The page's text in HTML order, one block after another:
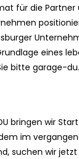
für die Partner
eines
bitte garage-
bringen wir
im
suchen wir